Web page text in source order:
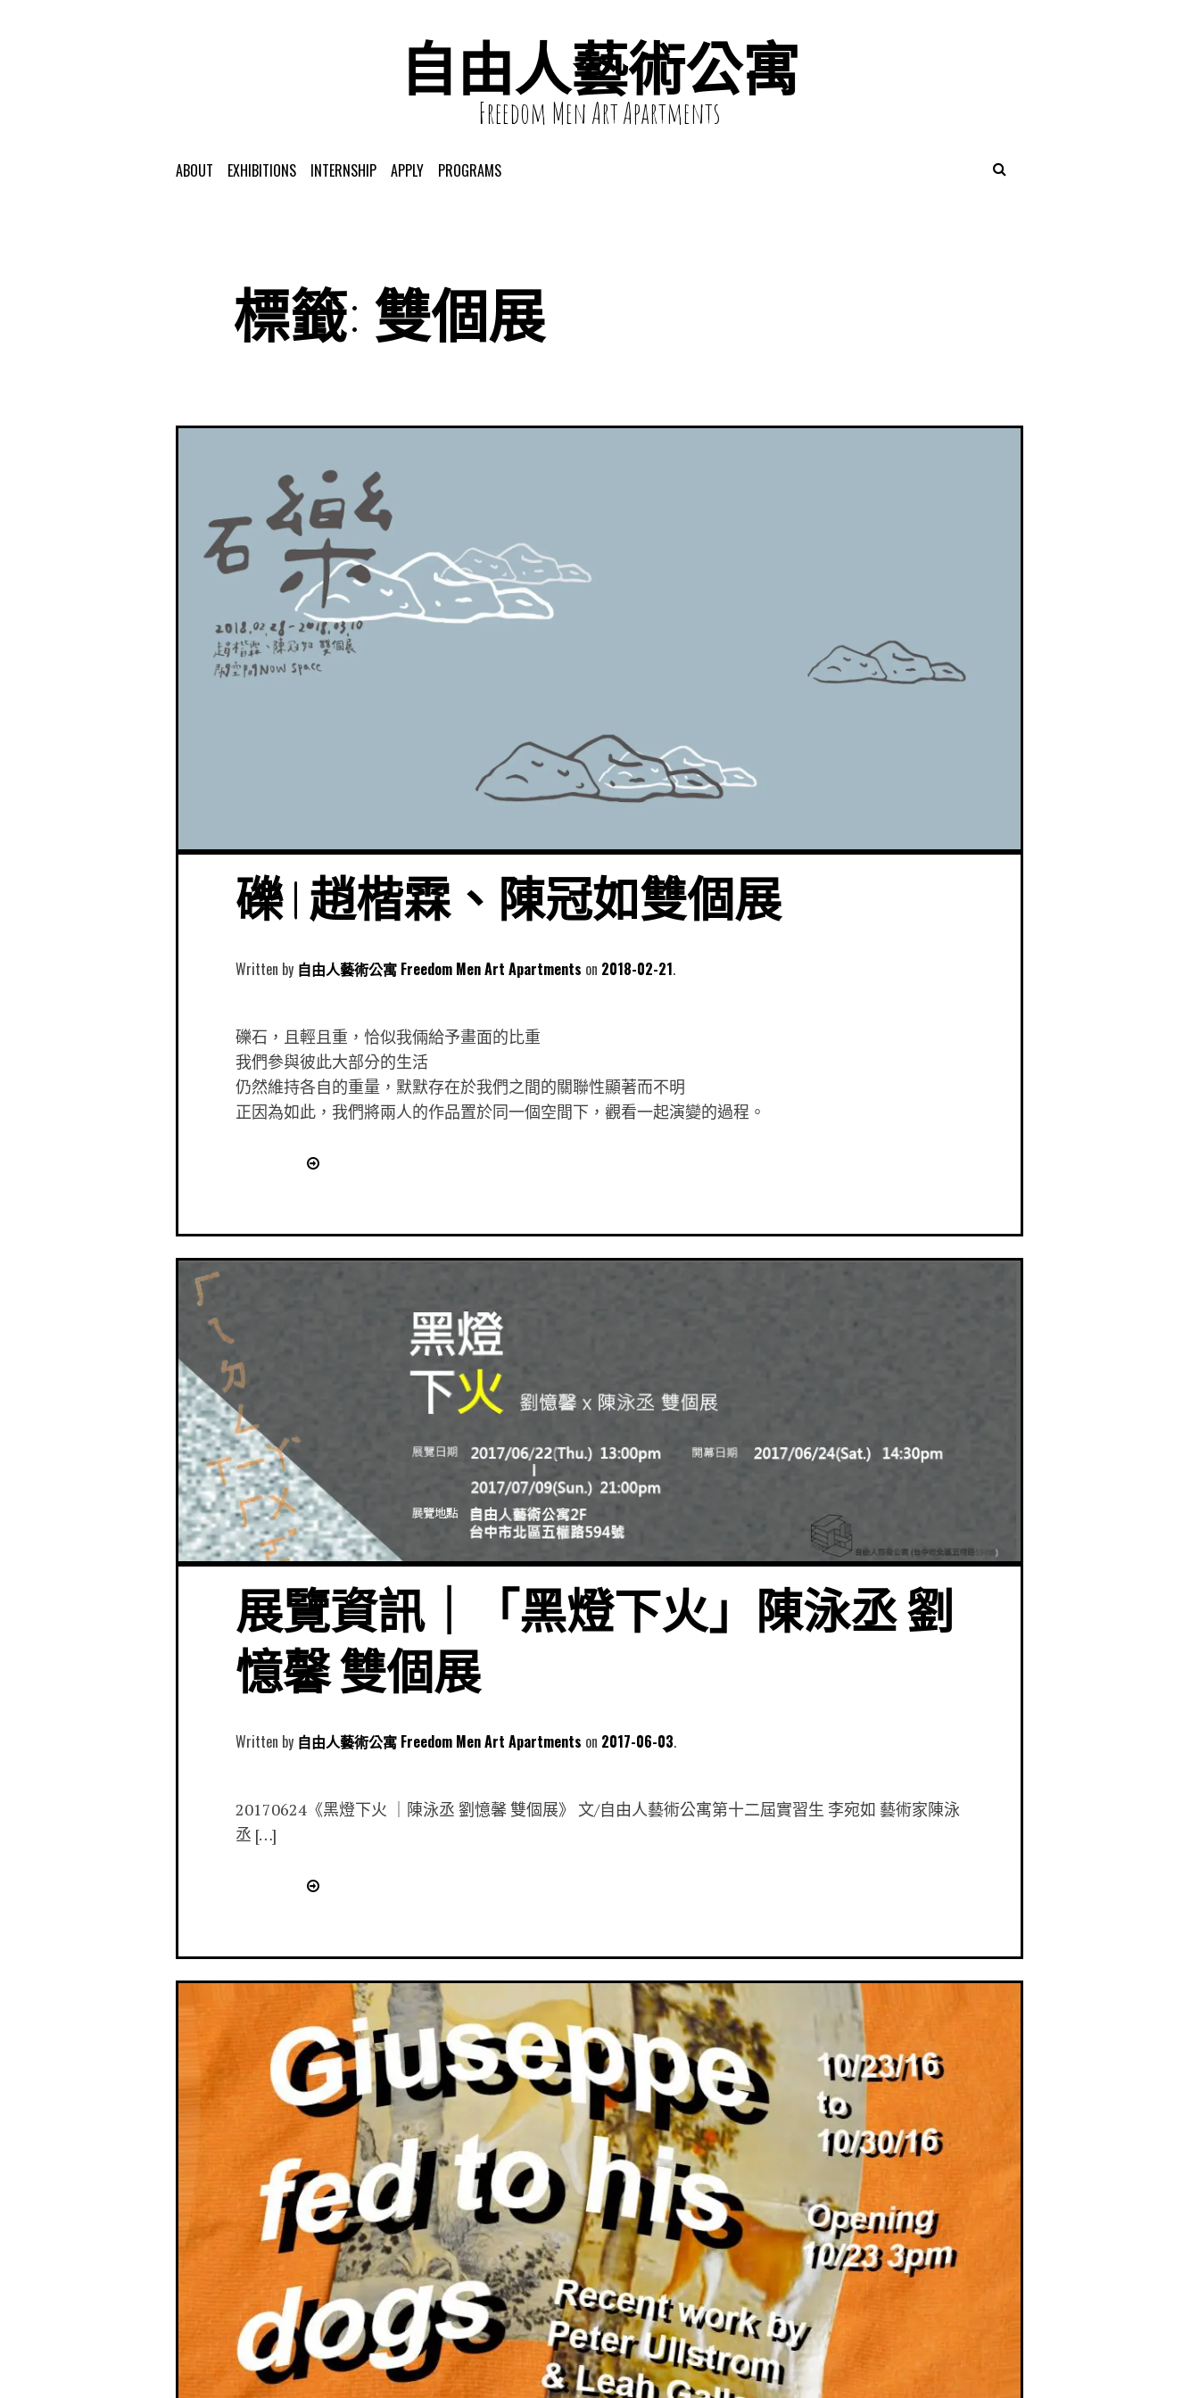
自由人藝術公寓
Freedom Men Art Apartments
ABOUT EXHIBITIONS INTERNSHIP APPLY PROGRAMS
標籤: 雙個展
礫 | 趙楷霖、陳冠如雙個展
Written by 自由人藝術公寓 Freedom Men Art Apartments 2018-02-21
礫石，且輕且重，恰似我倆給予畫面的比重
我們參與彼此大部分的生活
仍然維持各自的重量，默默存在於我們之間的關聯性顯著而不明
正因為如此，我們將兩人的作品置於同一個空間下，觀看一起演變的過程。
展覽資訊｜「黑燈下火」陳泳丞 劉
憶馨 雙個展
Written by 自由人藝術公寓 Freedom Men Art Apartments 2017-06-03
20170624《黑燈下火 ｜陳泳丞 劉憶馨 雙個展》 文/自由人藝術公寓第十二屆實習生 李宛如 藝術家陳泳
丞 […]